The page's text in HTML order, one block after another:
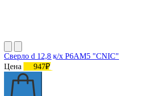
Сверло d 12,8 к/х Р6АМ5 "CNIC"
Цена
947₽